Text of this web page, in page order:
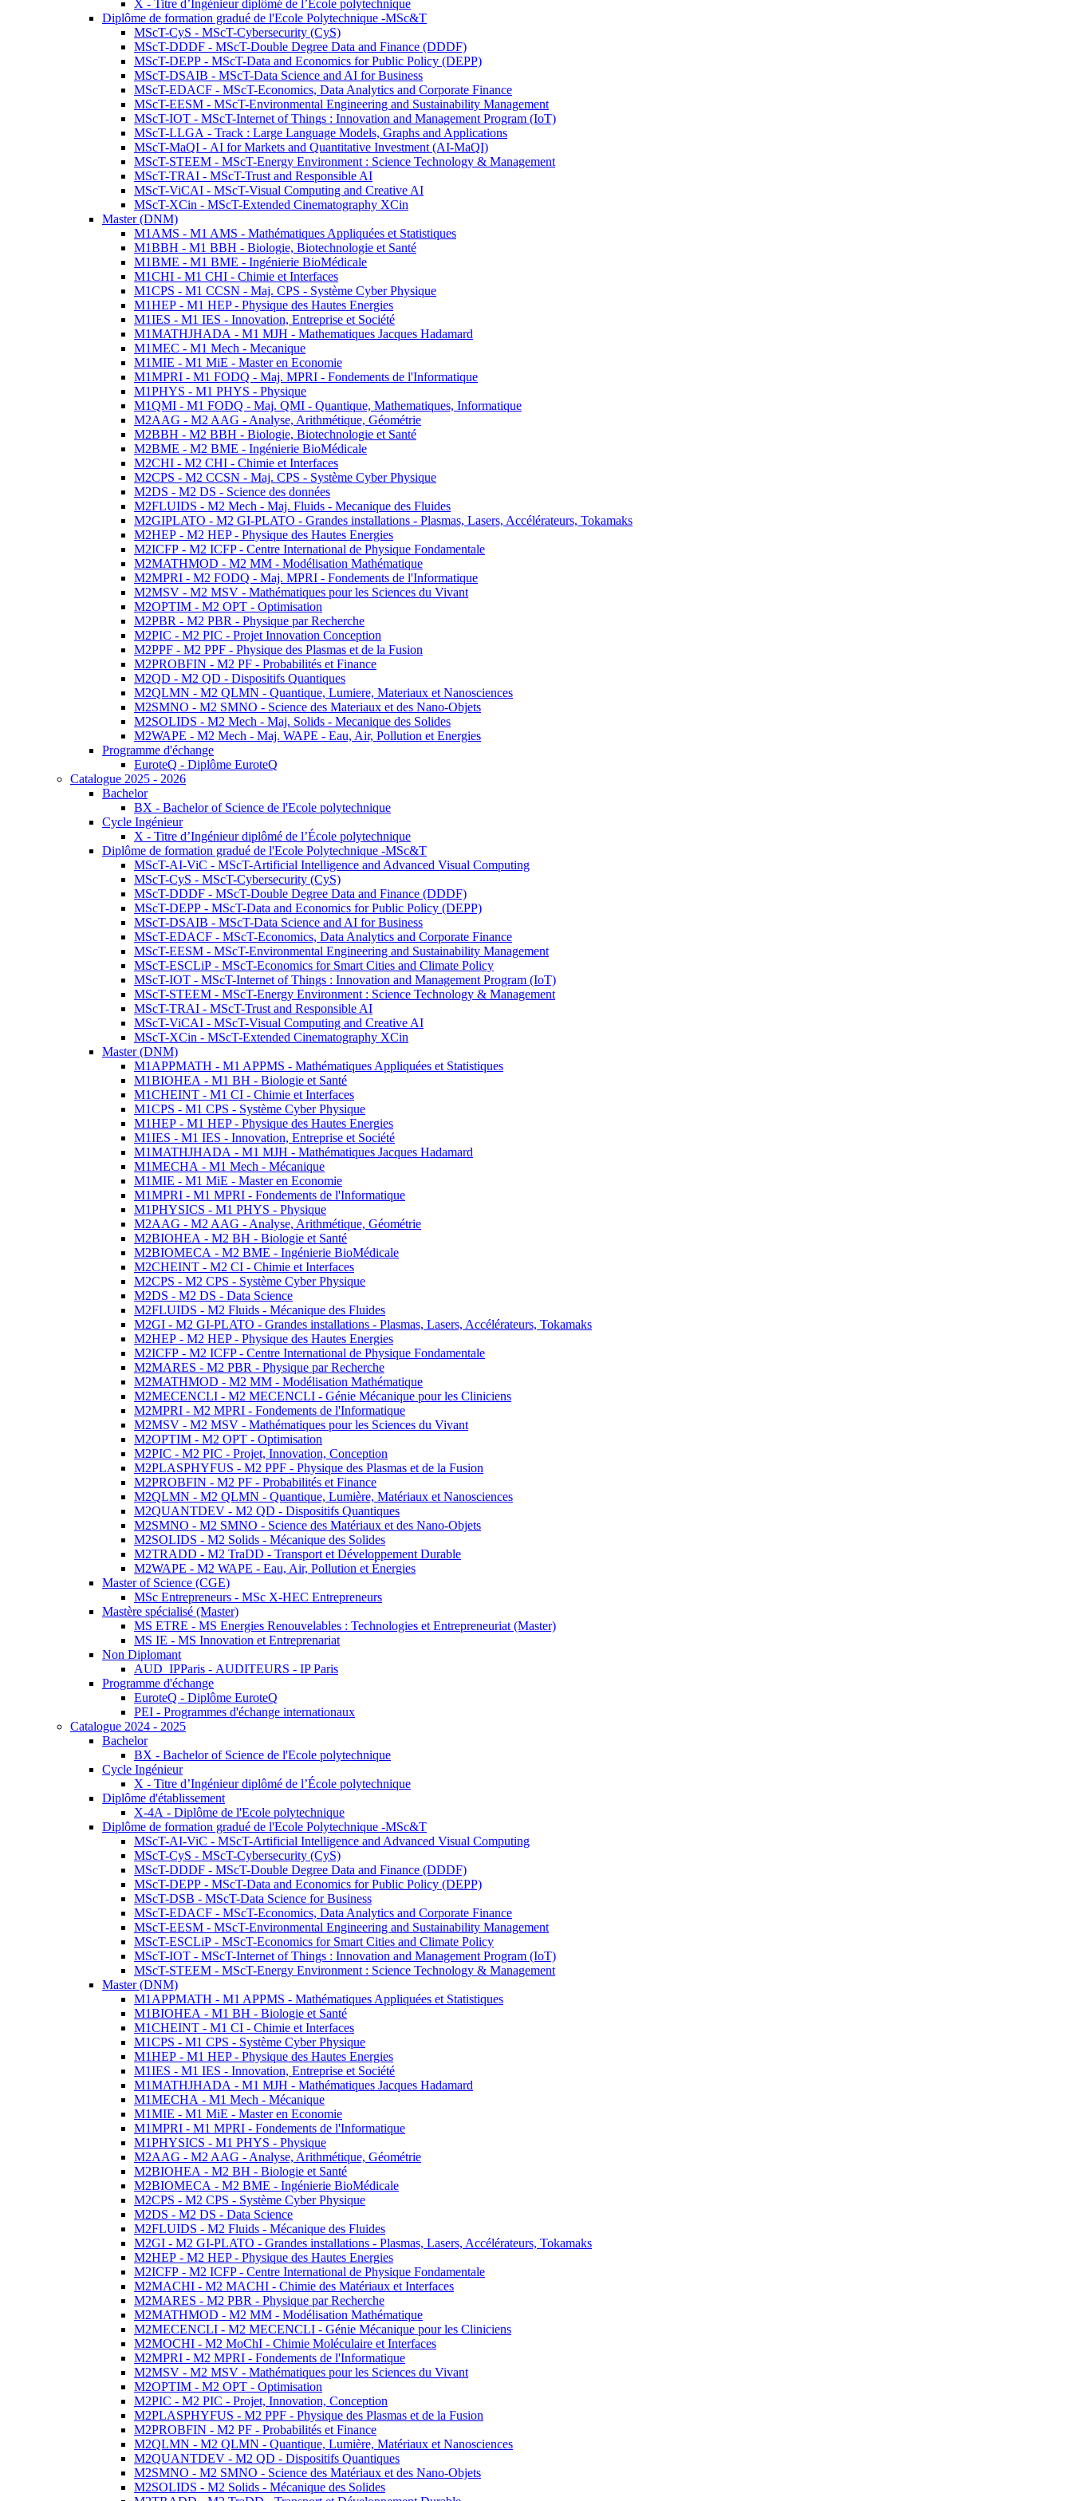
X - Titre d’Ingénieur diplômé de l’École polytechnique
Diplôme de formation gradué de l'Ecole Polytechnique -MSc&T
MScT-CyS - MScT-Cybersecurity (CyS)
MScT-DDDF - MScT-Double Degree Data and Finance (DDDF)
MScT-DEPP - MScT-Data and Economics for Public Policy (DEPP)
MScT-DSAIB - MScT-Data Science and AI for Business
MScT-EDACF - MScT-Economics, Data Analytics and Corporate Finance
MScT-EESM - MScT-Environmental Engineering and Sustainability Management
MScT-IOT - MScT-Internet of Things : Innovation and Management Program (IoT)
MScT-LLGA - Track : Large Language Models, Graphs and Applications
MScT-MaQI - AI for Markets and Quantitative Investment (AI-MaQI)
MScT-STEEM - MScT-Energy Environment : Science Technology & Management
MScT-TRAI - MScT-Trust and Responsible AI
MScT-ViCAI - MScT-Visual Computing and Creative AI
MScT-XCin - MScT-Extended Cinematography XCin
Master (DNM)
M1AMS - M1 AMS - Mathématiques Appliquées et Statistiques
M1BBH - M1 BBH - Biologie, Biotechnologie et Santé
M1BME - M1 BME - Ingénierie BioMédicale
M1CHI - M1 CHI - Chimie et Interfaces
M1CPS - M1 CCSN - Maj. CPS - Système Cyber Physique
M1HEP - M1 HEP - Physique des Hautes Energies
M1IES - M1 IES - Innovation, Entreprise et Société
M1MATHJHADA - M1 MJH - Mathematiques Jacques Hadamard
M1MEC - M1 Mech - Mecanique
M1MIE - M1 MiE - Master en Economie
M1MPRI - M1 FODQ - Maj. MPRI - Fondements de l'Informatique
M1PHYS - M1 PHYS - Physique
M1QMI - M1 FODQ - Maj. QMI - Quantique, Mathematiques, Informatique
M2AAG - M2 AAG - Analyse, Arithmétique, Géométrie
M2BBH - M2 BBH - Biologie, Biotechnologie et Santé
M2BME - M2 BME - Ingénierie BioMédicale
M2CHI - M2 CHI - Chimie et Interfaces
M2CPS - M2 CCSN - Maj. CPS - Système Cyber Physique
M2DS - M2 DS - Science des données
M2FLUIDS - M2 Mech - Maj. Fluids - Mecanique des Fluides
M2GIPLATO - M2 GI-PLATO - Grandes installations - Plasmas, Lasers, Accélérateurs, Tokamaks
M2HEP - M2 HEP - Physique des Hautes Energies
M2ICFP - M2 ICFP - Centre International de Physique Fondamentale
M2MATHMOD - M2 MM - Modélisation Mathématique
M2MPRI - M2 FODQ - Maj. MPRI - Fondements de l'Informatique
M2MSV - M2 MSV - Mathématiques pour les Sciences du Vivant
M2OPTIM - M2 OPT - Optimisation
M2PBR - M2 PBR - Physique par Recherche
M2PIC - M2 PIC - Projet Innovation Conception
M2PPF - M2 PPF - Physique des Plasmas et de la Fusion
M2PROBFIN - M2 PF - Probabilités et Finance
M2QD - M2 QD - Dispositifs Quantiques
M2QLMN - M2 QLMN - Quantique, Lumiere, Materiaux et Nanosciences
M2SMNO - M2 SMNO - Science des Materiaux et des Nano-Objets
M2SOLIDS - M2 Mech - Maj. Solids - Mecanique des Solides
M2WAPE - M2 Mech - Maj. WAPE - Eau, Air, Pollution et Energies
Programme d'échange
EuroteQ - Diplôme EuroteQ
Catalogue 2025 - 2026
Bachelor
BX - Bachelor of Science de l'Ecole polytechnique
Cycle Ingénieur
X - Titre d’Ingénieur diplômé de l’École polytechnique
Diplôme de formation gradué de l'Ecole Polytechnique -MSc&T
MScT-AI-ViC - MScT-Artificial Intelligence and Advanced Visual Computing
MScT-CyS - MScT-Cybersecurity (CyS)
MScT-DDDF - MScT-Double Degree Data and Finance (DDDF)
MScT-DEPP - MScT-Data and Economics for Public Policy (DEPP)
MScT-DSAIB - MScT-Data Science and AI for Business
MScT-EDACF - MScT-Economics, Data Analytics and Corporate Finance
MScT-EESM - MScT-Environmental Engineering and Sustainability Management
MScT-ESCLiP - MScT-Economics for Smart Cities and Climate Policy
MScT-IOT - MScT-Internet of Things : Innovation and Management Program (IoT)
MScT-STEEM - MScT-Energy Environment : Science Technology & Management
MScT-TRAI - MScT-Trust and Responsible AI
MScT-ViCAI - MScT-Visual Computing and Creative AI
MScT-XCin - MScT-Extended Cinematography XCin
Master (DNM)
M1APPMATH - M1 APPMS - Mathématiques Appliquées et Statistiques
M1BIOHEA - M1 BH - Biologie et Santé
M1CHEINT - M1 CI - Chimie et Interfaces
M1CPS - M1 CPS - Système Cyber Physique
M1HEP - M1 HEP - Physique des Hautes Energies
M1IES - M1 IES - Innovation, Entreprise et Société
M1MATHJHADA - M1 MJH - Mathématiques Jacques Hadamard
M1MECHA - M1 Mech - Mécanique
M1MIE - M1 MiE - Master en Economie
M1MPRI - M1 MPRI - Fondements de l'Informatique
M1PHYSICS - M1 PHYS - Physique
M2AAG - M2 AAG - Analyse, Arithmétique, Géométrie
M2BIOHEA - M2 BH - Biologie et Santé
M2BIOMECA - M2 BME - Ingénierie BioMédicale
M2CHEINT - M2 CI - Chimie et Interfaces
M2CPS - M2 CPS - Système Cyber Physique
M2DS - M2 DS - Data Science
M2FLUIDS - M2 Fluids - Mécanique des Fluides
M2GI - M2 GI-PLATO - Grandes installations - Plasmas, Lasers, Accélérateurs, Tokamaks
M2HEP - M2 HEP - Physique des Hautes Energies
M2ICFP - M2 ICFP - Centre International de Physique Fondamentale
M2MARES - M2 PBR - Physique par Recherche
M2MATHMOD - M2 MM - Modélisation Mathématique
M2MECENCLI - M2 MECENCLI - Génie Mécanique pour les Cliniciens
M2MPRI - M2 MPRI - Fondements de l'Informatique
M2MSV - M2 MSV - Mathématiques pour les Sciences du Vivant
M2OPTIM - M2 OPT - Optimisation
M2PIC - M2 PIC - Projet, Innovation, Conception
M2PLASPHYFUS - M2 PPF - Physique des Plasmas et de la Fusion
M2PROBFIN - M2 PF - Probabilités et Finance
M2QLMN - M2 QLMN - Quantique, Lumière, Matériaux et Nanosciences
M2QUANTDEV - M2 QD - Dispositifs Quantiques
M2SMNO - M2 SMNO - Science des Matériaux et des Nano-Objets
M2SOLIDS - M2 Solids - Mécanique des Solides
M2TRADD - M2 TraDD - Transport et Développement Durable
M2WAPE - M2 WAPE - Eau, Air, Pollution et Énergies
Master of Science (CGE)
MSc Entrepreneurs - MSc X-HEC Entrepreneurs
Mastère spécialisé (Master)
MS ETRE - MS Energies Renouvelables : Technologies et Entrepreneuriat (Master)
MS IE - MS Innovation et Entreprenariat
Non Diplomant
AUD_IPParis - AUDITEURS - IP Paris
Programme d'échange
EuroteQ - Diplôme EuroteQ
PEI - Programmes d'échange internationaux
Catalogue 2024 - 2025
Bachelor
BX - Bachelor of Science de l'Ecole polytechnique
Cycle Ingénieur
X - Titre d’Ingénieur diplômé de l’École polytechnique
Diplôme d'établissement
X-4A - Diplôme de l'Ecole polytechnique
Diplôme de formation gradué de l'Ecole Polytechnique -MSc&T
MScT-AI-ViC - MScT-Artificial Intelligence and Advanced Visual Computing
MScT-CyS - MScT-Cybersecurity (CyS)
MScT-DDDF - MScT-Double Degree Data and Finance (DDDF)
MScT-DEPP - MScT-Data and Economics for Public Policy (DEPP)
MScT-DSB - MScT-Data Science for Business
MScT-EDACF - MScT-Economics, Data Analytics and Corporate Finance
MScT-EESM - MScT-Environmental Engineering and Sustainability Management
MScT-ESCLiP - MScT-Economics for Smart Cities and Climate Policy
MScT-IOT - MScT-Internet of Things : Innovation and Management Program (IoT)
MScT-STEEM - MScT-Energy Environment : Science Technology & Management
Master (DNM)
M1APPMATH - M1 APPMS - Mathématiques Appliquées et Statistiques
M1BIOHEA - M1 BH - Biologie et Santé
M1CHEINT - M1 CI - Chimie et Interfaces
M1CPS - M1 CPS - Système Cyber Physique
M1HEP - M1 HEP - Physique des Hautes Energies
M1IES - M1 IES - Innovation, Entreprise et Société
M1MATHJHADA - M1 MJH - Mathématiques Jacques Hadamard
M1MECHA - M1 Mech - Mécanique
M1MIE - M1 MiE - Master en Economie
M1MPRI - M1 MPRI - Fondements de l'Informatique
M1PHYSICS - M1 PHYS - Physique
M2AAG - M2 AAG - Analyse, Arithmétique, Géométrie
M2BIOHEA - M2 BH - Biologie et Santé
M2BIOMECA - M2 BME - Ingénierie BioMédicale
M2CPS - M2 CPS - Système Cyber Physique
M2DS - M2 DS - Data Science
M2FLUIDS - M2 Fluids - Mécanique des Fluides
M2GI - M2 GI-PLATO - Grandes installations - Plasmas, Lasers, Accélérateurs, Tokamaks
M2HEP - M2 HEP - Physique des Hautes Energies
M2ICFP - M2 ICFP - Centre International de Physique Fondamentale
M2MACHI - M2 MACHI - Chimie des Matériaux et Interfaces
M2MARES - M2 PBR - Physique par Recherche
M2MATHMOD - M2 MM - Modélisation Mathématique
M2MECENCLI - M2 MECENCLI - Génie Mécanique pour les Cliniciens
M2MOCHI - M2 MoChI - Chimie Moléculaire et Interfaces
M2MPRI - M2 MPRI - Fondements de l'Informatique
M2MSV - M2 MSV - Mathématiques pour les Sciences du Vivant
M2OPTIM - M2 OPT - Optimisation
M2PIC - M2 PIC - Projet, Innovation, Conception
M2PLASPHYFUS - M2 PPF - Physique des Plasmas et de la Fusion
M2PROBFIN - M2 PF - Probabilités et Finance
M2QLMN - M2 QLMN - Quantique, Lumière, Matériaux et Nanosciences
M2QUANTDEV - M2 QD - Dispositifs Quantiques
M2SMNO - M2 SMNO - Science des Matériaux et des Nano-Objets
M2SOLIDS - M2 Solids - Mécanique des Solides